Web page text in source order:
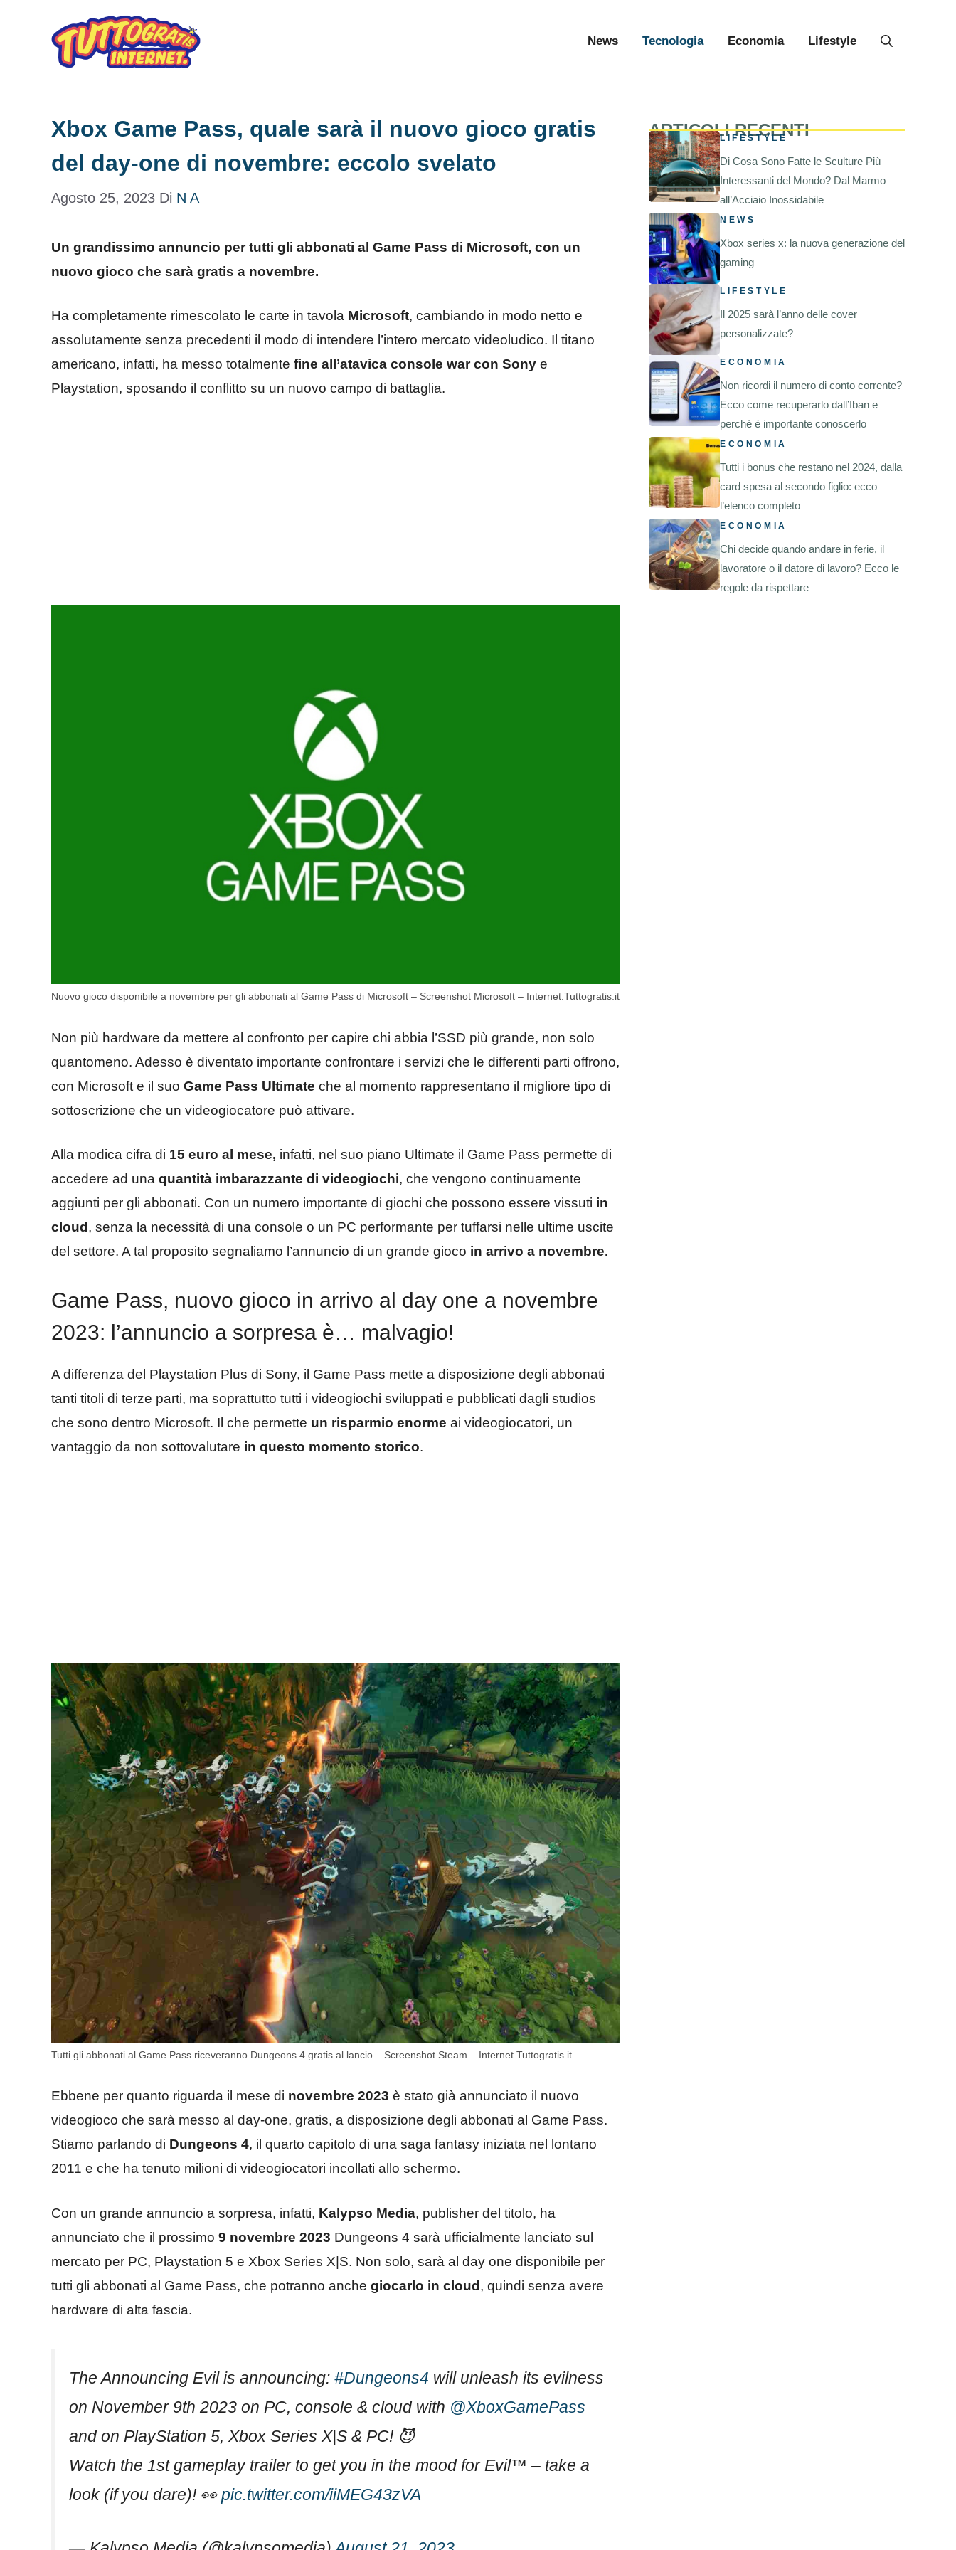
contenuto
News Tecnologia Economia Lifestyle
Xbox Game Pass, quale sarà il nuovo gioco gratis
del day-one di novembre: eccolo svelato
Agosto 25, 2023 Di N A
Un grandissimo annuncio per tutti gli abbonati al Game Pass di Microsoft, con un
nuovo gioco che sarà gratis a novembre.
Ha completamente rimescolato le carte in tavola Microsoft, cambiando in modo netto e
assolutamente senza precedenti il modo di intendere l’intero mercato videoludico. Il titano
americano, infatti, ha messo totalmente fine all’atavica console war con Sony e
Playstation, sposando il conflitto su un nuovo campo di battaglia.
Nuovo gioco disponibile a novembre per gli abbonati al Game Pass di Microsoft – Screenshot Microsoft – Internet.Tuttogratis.it
Non più hardware da mettere al confronto per capire chi abbia l’SSD più grande, non solo
quantomeno. Adesso è diventato importante confrontare i servizi che le differenti parti offrono,
con Microsoft e il suo Game Pass Ultimate che al momento rappresentano il migliore tipo di
sottoscrizione che un videogiocatore può attivare.
Alla modica cifra di 15 euro al mese, infatti, nel suo piano Ultimate il Game Pass permette di
accedere ad una quantità imbarazzante di videogiochi, che vengono continuamente
aggiunti per gli abbonati. Con un numero importante di giochi che possono essere vissuti in
cloud , senza la necessità di una console o un PC performante per tuffarsi nelle ultime uscite
del settore. A tal proposito segnaliamo l’annuncio di un grande gioco in arrivo a novembre.
Game Pass, nuovo gioco in arrivo al day one a novembre
2023: l’annuncio a sorpresa è… malvagio!
A differenza del Playstation Plus di Sony, il Game Pass mette a disposizione degli abbonati
tanti titoli di terze parti, ma soprattutto tutti i videogiochi sviluppati e pubblicati dagli studios
che sono dentro Microsoft. Il che permette un risparmio enorme ai videogiocatori, un
vantaggio da non sottovalutare in questo momento storico.
Tutti gli abbonati al Game Pass riceveranno Dungeons 4 gratis al lancio – Screenshot Steam – Internet.Tuttogratis.it
Ebbene per quanto riguarda il mese di novembre 2023 è stato già annunciato il nuovo
videogioco che sarà messo al day-one, gratis, a disposizione degli abbonati al Game Pass.
Stiamo parlando di Dungeons 4, il quarto capitolo di una saga fantasy iniziata nel lontano
2011 e che ha tenuto milioni di videogiocatori incollati allo schermo.
Con un grande annuncio a sorpresa, infatti, Kalypso Media, publisher del titolo, ha
annunciato che il prossimo 9 novembre 2023 Dungeons 4 sarà ufficialmente lanciato sul
mercato per PC, Playstation 5 e Xbox Series X|S. Non solo, sarà al day one disponibile per
tutti gli abbonati al Game Pass, che potranno anche giocarlo in cloud, quindi senza avere
hardware di alta fascia.
The Announcing Evil is announcing: #Dungeons4 will unleash its evilness
on November 9th 2023 on PC, console & cloud with @XboxGamePass
and on PlayStation 5, Xbox Series X|S & PC! 😈
Watch the 1st gameplay trailer to get you in the mood for Evil™ – take a
look (if you dare)! 👀 pic.twitter.com/iiMEG43zVA
— Kalypso Media (@kalypsomedia) August 21, 2023
ARTICOLI RECENTI
LIFESTYLE
Di Cosa Sono Fatte le Sculture Più
Interessanti del Mondo? Dal Marmo
all’Acciaio Inossidabile
NEWS
Xbox series x: la nuova generazione del
gaming
LIFESTYLE
Il 2025 sarà l’anno delle cover
personalizzate?
ECONOMIA
Non ricordi il numero di conto corrente?
Ecco come recuperarlo dall’Iban e
perché è importante conoscerlo
ECONOMIA
Tutti i bonus che restano nel 2024, dalla
card spesa al secondo figlio: ecco
l’elenco completo
ECONOMIA
Chi decide quando andare in ferie, il
lavoratore o il datore di lavoro? Ecco le
regole da rispettare